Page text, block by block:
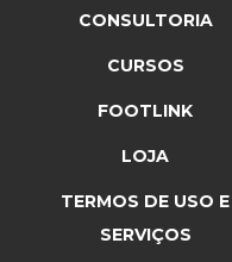
CONSULTORIA
CURSOS
FOOTLINK
LOJA
TERMOS DE USO E
SERVIÇOS